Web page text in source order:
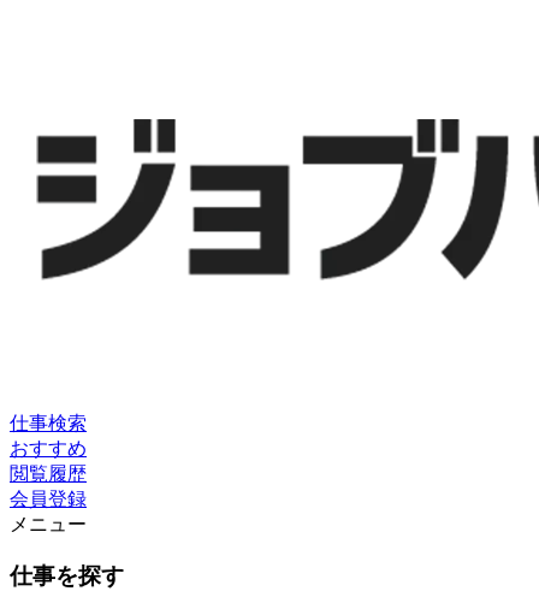
仕事検索
おすすめ
閲覧履歴
会員登録
メニュー
仕事を探す